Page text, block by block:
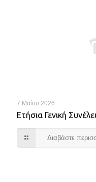
7 Μαΐου 2026
Ετήσια Γενική
Διαβάστε